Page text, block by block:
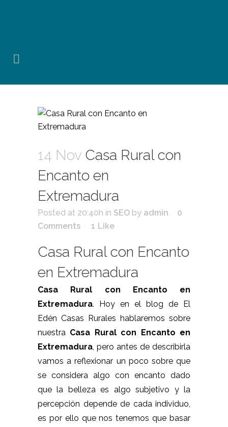
14 Nov Casa Rural con
Encanto en
Extremadura
Posted at 20:40h in SEO by admin
0
Comments
1 Like
Casa Rural con Encanto
en Extremadura
Casa Rural con Encanto en
Extremadura. Hoy en el blog de El
Edén Casas Rurales hablaremos sobre
nuestra Casa Rural con Encanto en
Extremadura, pero antes de describirla
vamos a reflexionar un poco sobre que
se considera algo con encanto dado
que la belleza es algo subjetivo y la
percepción depende de cada individuo,
es por ello que nos tenemos que basar